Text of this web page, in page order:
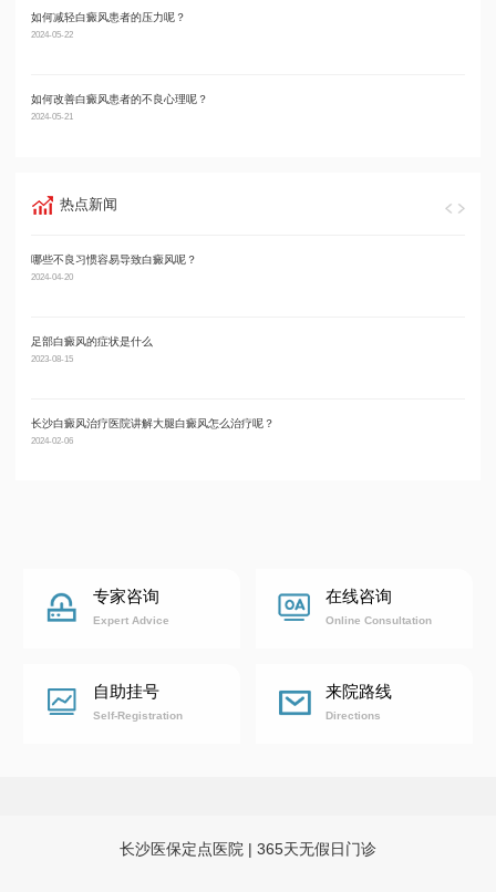
如何减轻白癜风患者的压力呢？
2024-05-22
如何改善白癜风患者的不良心理呢？
2024-05-21
热点新闻
哪些不良习惯容易导致白癜风呢？
2024-04-20
足部白癜风的症状是什么
2023-08-15
长沙白癜风治疗医院讲解大腿白癜风怎么治疗呢？
2024-02-06
专家咨询
Expert Advice
在线咨询
Online Consultation
自助挂号
Self-Registration
来院路线
Directions
长沙医保定点医院 | 365天无假日门诊